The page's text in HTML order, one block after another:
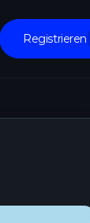
Registrieren